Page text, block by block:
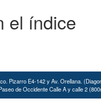
el índice
Pizarro E4-142 y Av. Orellana.
de Occidente Calle A y calle 2